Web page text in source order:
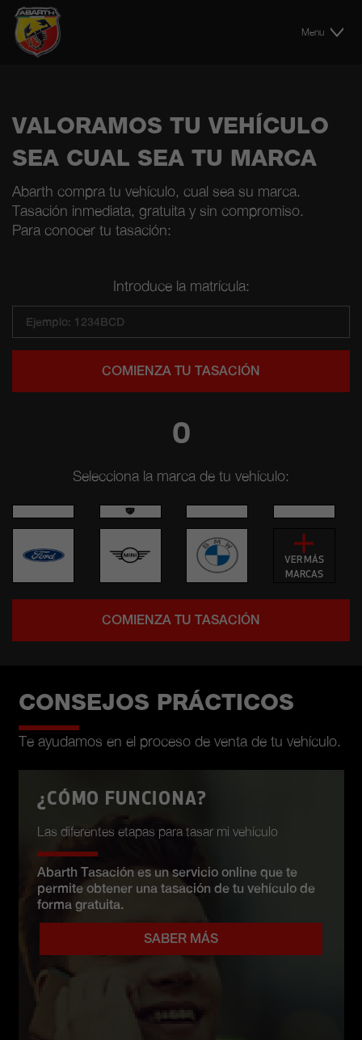
Menu
VALORAMOS TU VEHÍCULO
SEA CUAL SEA TU MARCA
Abarth compra tu vehículo, cual sea su marca.
Tasación inmediata, gratuita y sin compromiso.
Para conocer tu tasación:
Introduce la matrícula:
COMIENZA TU TASACIÓN
O
Selecciona la marca de tu vehículo:
VER MÁS
MARCAS
COMIENZA TU TASACIÓN
CONSEJOS PRÁCTICOS
Te ayudamos en el proceso de venta de tu vehículo.
¿CÓMO FUNCIONA?
Las diferentes etapas para tasar mi vehículo
Abarth Tasación es un servicio online que te
permite obtener una tasación de tu vehículo de
forma gratuita.
SABER MÁS